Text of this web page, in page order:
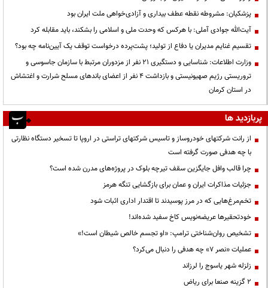
پزشکیان: مشروطه نقطه عطف بیداری و آزادی‌خواهی ملت ایران بود
آیت‌الله جوادی آملی: با هرکس که وحدت ملی و اسلامی را بشکند، باید مقابله کرد
تقسیم غنایم مدیران یا دفاع از تولید؛ پشت‌پرده درخواست توقف یک آیین‌نامه چه بود؟
وزارت اطلاعات: شناسایی و دستگیری ۲۱ نفر از مزدوران مرتبط با سازمان جاسوسی و
تروریستی رژیم صهیونیستی و بازداشت ۴ نفر از اعضای باندهای مسلح شرارت و اغتشاش
در استان کرمان
پربازدید ها
از رانت‌ شرکتهای خودروساز و تاسیس شرکتهای تراستی در اروپا تا تسخیر دستگاه نظارتی
با چه هدفی صورت گرفته است
چرا قالب وافل جایگزین سقف تیرچه بلوک در پروژه‌های مدرن شده است؟
جزئیات مذاکرات ایران و عمان برای بازگشایی تنگه هرمز
تخم‌مرغ‌هایی که در مرز پوسیدند تا اقتدار اداری اثبات شود
خودتحقیرها عریضه‌نویس کاخ سفید شده‌اند!
تشخیص روان‌شناختی ترامپ: «او تجسم خالص شیطان است!»
عملیات «نصر ۷» چه هدفی را دنبال می‌کرد؟
زلزله شهر یاسوج را لرزاند
۲ گزینه صنعا برای ریاض